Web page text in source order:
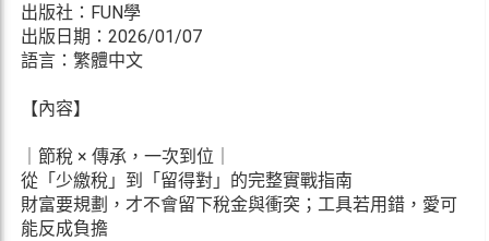
出版社：FUN學
出版日期：2026/01/07
語言：繁體中文
【內容】
｜節稅 × 傳承，一次到位｜
從「少繳稅」到「留得對」的完整實戰指南
財富要規劃，才不會留下稅金與衝突；工具若用錯，愛可
能反成負擔